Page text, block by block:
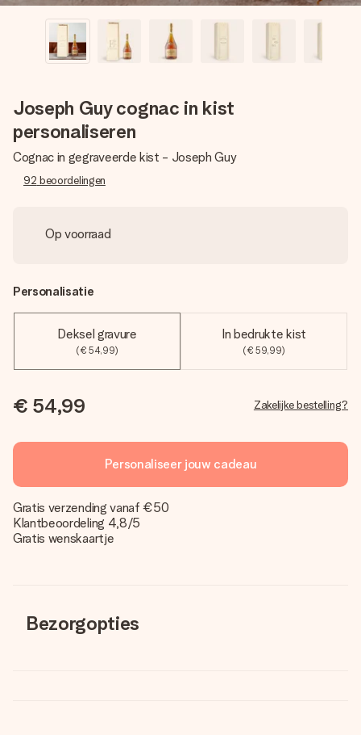
Joseph Guy cognac in kist
personaliseren
Cognac in gegraveerde kist - Joseph Guy
92 beoordelingen
Op voorraad
Personalisatie
Deksel gravure
(€ 54,99)
In bedrukte kist
(€ 59,99)
€ 54,99 Zakelijke bestelling?
Personaliseer jouw cadeau
Gratis verzending vanaf €50
Klantbeoordeling 4,8/5
Gratis wenskaartje
Bezorgopties